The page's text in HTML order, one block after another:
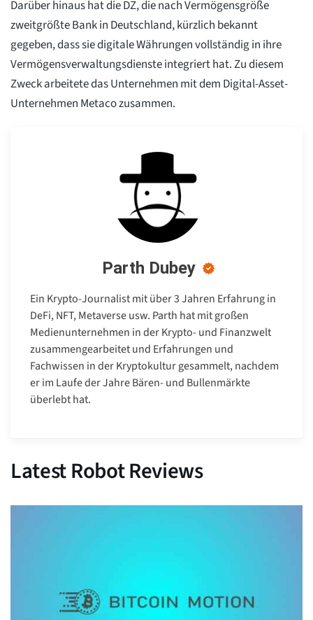
Darüber hinaus hat die DZ, die nach Vermögensgröße
zweitgrößte Bank in Deutschland, kürzlich bekannt
gegeben, dass sie digitale Währungen vollständig in ihre
Vermögensverwaltungsdienste integriert hat. Zu diesem
Zweck arbeitete das Unternehmen mit dem Digital-Asset-
Unternehmen Metaco zusammen.
Parth Dubey
Ein Krypto-Journalist mit über 3 Jahren Erfahrung in
DeFi, NFT, Metaverse usw. Parth hat mit großen
Medienunternehmen in der Krypto- und Finanzwelt
zusammengearbeitet und Erfahrungen und
Fachwissen in der Kryptokultur gesammelt, nachdem
er im Laufe der Jahre Bären- und Bullenmärkte
überlebt hat.
Latest Robot Reviews